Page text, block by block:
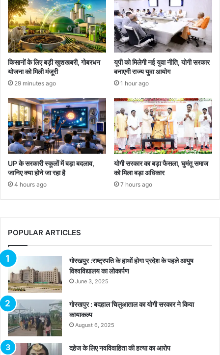
किसानों के लिए बड़ी खुशखबरी, गोबरधन
योजना को मिली मंजूरी
29 minutes ago
यूपी को मिलेगी नई युवा नीति, योगी सरकार
बनाएगी राज्य युवा आयोग
1 hour ago
UP के सरकारी स्कूलों में बड़ा बदलाव,
जानिए क्या होने जा रहा है
4 hours ago
योगी सरकार का बड़ा फैसला, घुमंतू समाज
को मिला बड़ा अधिकार
7 hours ago
POPULAR ARTICLES
गोरखपुर :राष्ट्रपति के हाथों होगा प्रदेश के पहले आयुष
विश्वविद्यालय का लोकार्पण
June 3, 2025
गोरखपुर : बदहाल चिलुआताल का योगी सरकार ने किया
कायाकल्प
August 6, 2025
दहेज के लिए नवविवाहिता की हत्या का आरोप